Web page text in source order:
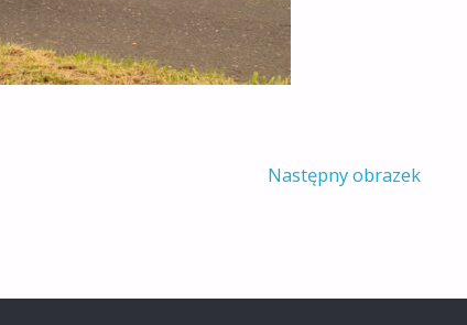
Następny obrazek